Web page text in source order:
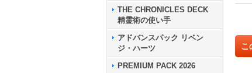
THE CHRONICLES DECK
精霊術の使い手
アドバンスパック リベン
ジ・ハーツ
PREMIUM PACK 2026
こ